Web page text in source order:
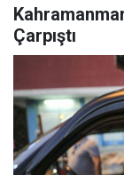
Çarpıştı